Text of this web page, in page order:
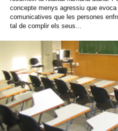
concepte menys agressiu que
comunicatives que les persones
tal de complir els seus...